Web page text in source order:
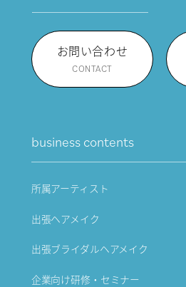
お問い合わせ
CONTACT
business contents
所属アーティスト
出張ヘアメイク
出張ブライダルヘアメイク
企業向け研修・セミナー